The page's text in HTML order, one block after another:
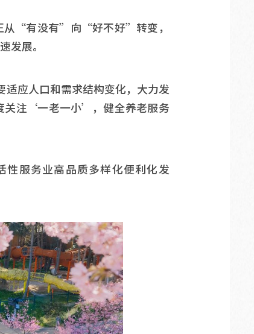
从“有没有”向“好不好”转变，
发展。
应人口和需求结构变化，大力发
关注‘一老一小’，健全养老服务
服务业高品质多样化便利化发